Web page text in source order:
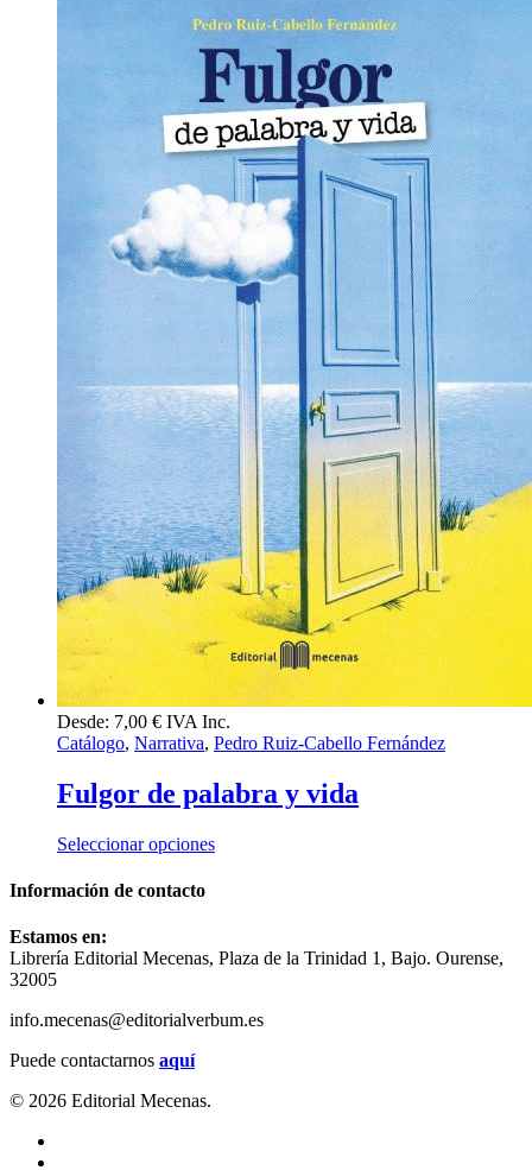
Desde: 7,00 € IVA Inc.
Catálogo, Narrativa, Pedro Ruiz-Cabello Fernández
Fulgor de palabra y vida
Seleccionar opcionesEste
Las
opciones
pueden
Información de contacto
Estamos en:
Librería Editorial Mecenas, Plaza de la Trinidad 1, Bajo. Ourense,
32005
info.mecenas@editorialverbum.es
Puede contactarnos aquí
© 2026 Editorial Mecenas.